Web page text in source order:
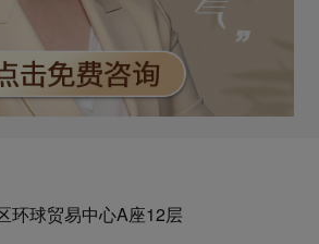
环球贸易中心A座12层